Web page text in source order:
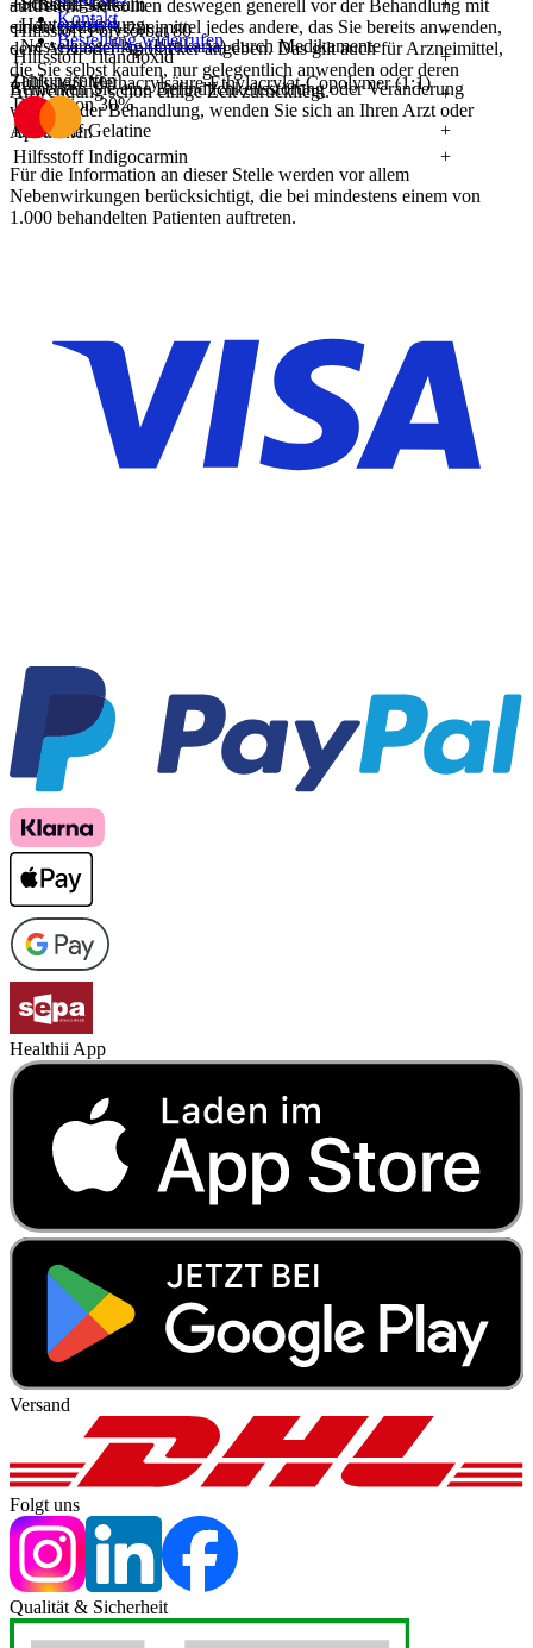
- Hautentzündung
- Nesselausschlag (Urtikaria) durch Medikamente
Bemerken Sie eine Befindlichkeitsstörung oder Veränderung
während der Behandlung, wenden Sie sich an Ihren Arzt oder
Apotheker.
Für die Information an dieser Stelle werden vor allem
Nebenwirkungen berücksichtigt, die bei mindestens einem von
1.000 behandelten Patienten auftreten.
auftreten. Sie sollten deswegen generell vor der Behandlung mit
einem neuen Arzneimittel jedes andere, das Sie bereits anwenden,
dem Arzt oder Apotheker angeben. Das gilt auch für Arzneimittel,
die Sie selbst kaufen, nur gelegentlich anwenden oder deren
Anwendung schon einige Zeit zurückliegt.
Hilfsstoff Talkum
+
Hilfsstoff Polysorbat 80
+
Hilfsstoff Titandioxid
+
Hilfsstoff Methacrylsäure-Ethylacrylat-Copolymer (1:1)
Dispersion 30%
+
Hilfsstoff Gelatine
+
Hilfsstoff Indigocarmin
+
Kontakt
Bestellung widerrufen
Zahlungsarten
Healthii App
Versand
Folgt uns
Qualität & Sicherheit